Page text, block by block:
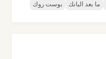
ما بعد البانك بوست روك